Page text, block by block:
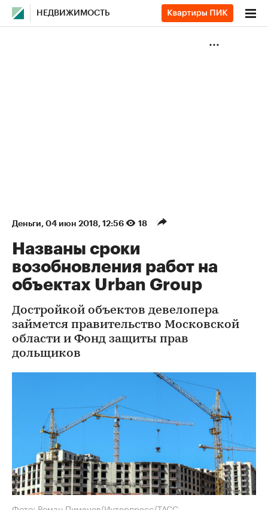
НЕДВИЖИМОСТЬ
Деньги⁠, 04 июн 2018, 12:56 18
Названы сроки
возобновления работ на
объектах Urban Group
Достройкой объектов девелопера
займется правительство Московской
области и Фонд защиты прав
дольщиков